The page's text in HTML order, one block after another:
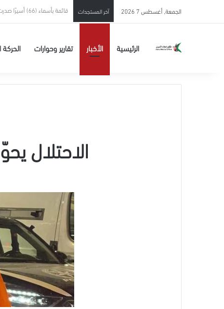
الجمعة, أغسطس 7 2026 آخر المستجدات الاحتلال يحوّل الأسير المحرر
الرئيسية الأخبار تقارير وحوارات الحركة
الاحتلال